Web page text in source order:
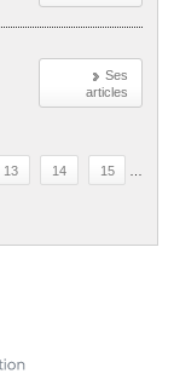
Ses
articles
13 14 15